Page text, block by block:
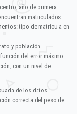
año de primera
matriculados
tipo de matrícula en
y población
del error máximo
con un nivel de
de los datos
correcta del peso de